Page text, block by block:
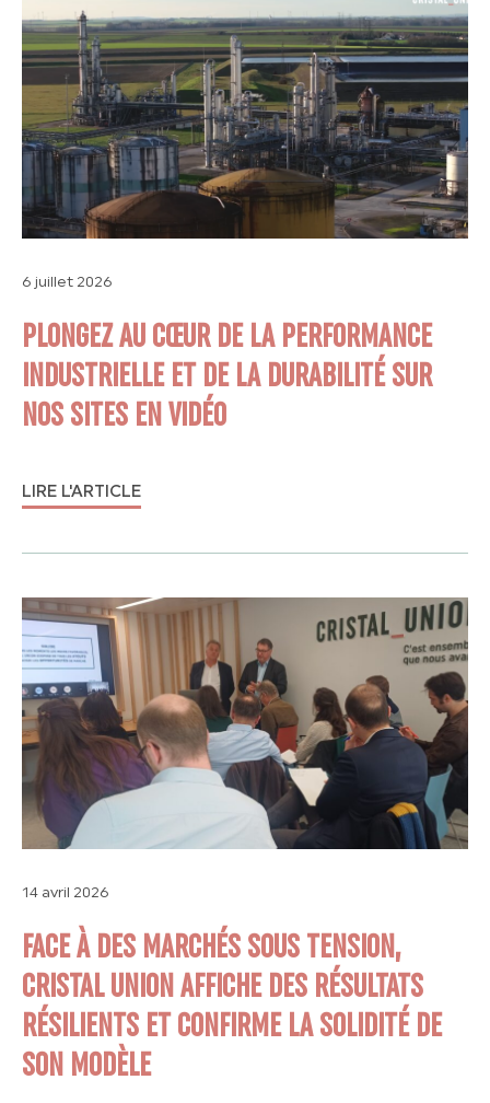
6 juillet 2026
PLONGEZ AU CŒUR DE LA PERFORMANCE
INDUSTRIELLE ET DE LA DURABILITÉ SUR
NOS SITES EN VIDÉO
LIRE L'ARTICLE
14 avril 2026
FACE À DES MARCHÉS SOUS TENSION,
CRISTAL UNION AFFICHE DES RÉSULTATS
RÉSILIENTS ET CONFIRME LA SOLIDITÉ DE
SON MODÈLE